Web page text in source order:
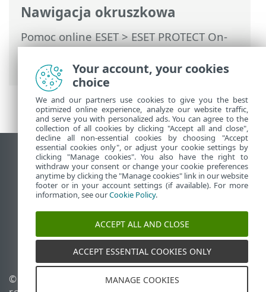
Nawigacja okruszkowa
Pomoc online ESET>ESET PROTECT On-
Prem>Uaktualnij> Uaktualnianie
serwera Apache Tomcat
Wyświetl witrynę internetową dla
komputerów
End of Life
Baza wiedzy ESET
Forum ESET
ESET Status Portal
Pomoc regionalna
© 1992 - 2026 ESET, spol. s
Zarządzaj plikami cookie
Your account, your cookies
choice
We and our partners use cookies to give you the best
optimized online experience, analyze our website traffic,
and serve you with personalized ads. You can agree to the
collection of all cookies by clicking "Accept all and close",
decline all non-essential cookies by choosing "Accept
essential cookies only", or adjust your cookie settings by
clicking "Manage cookies". You also have the right to
withdraw your consent or change your cookie preferences
anytime by clicking the "Manage cookies" link in our website
footer or in your account settings (if available). For more
information, see ourCookie Policy.
ACCEPT ALL AND CLOSE
ACCEPT ESSENTIAL COOKIES ONLY
MANAGE COOKIES